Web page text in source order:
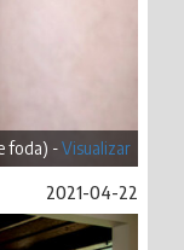
foda) -Visualizar
2021-04-22